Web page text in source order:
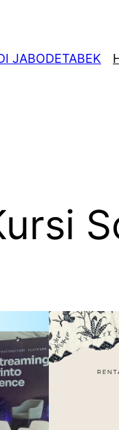
JABODETABEK